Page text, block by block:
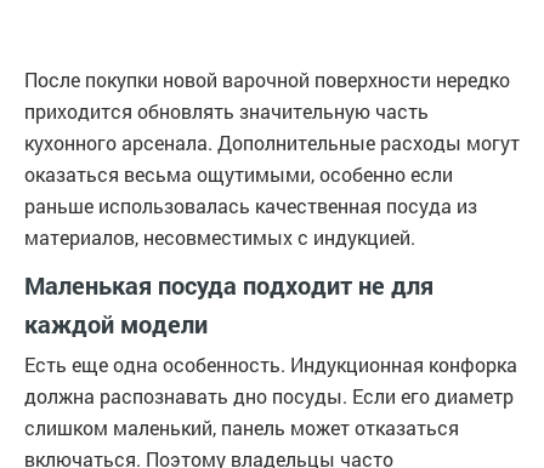
После покупки новой варочной поверхности нередко
приходится обновлять значительную часть
кухонного арсенала. Дополнительные расходы могут
оказаться весьма ощутимыми, особенно если
раньше использовалась качественная посуда из
материалов, несовместимых с индукцией.
Маленькая посуда подходит не для
каждой модели
Есть еще одна особенность. Индукционная конфорка
должна распознавать дно посуды. Если его диаметр
слишком маленький, панель может отказаться
включаться. Поэтому владельцы часто